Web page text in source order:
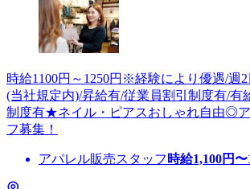
時給1100円～1250円※経験により優遇/週
(当社規定内)/昇給有/従業員割引制度有/有
制度有★ネイル・ピアスおしゃれ自由◎
フ募集！
アパレル販売スタッフ 時給1,100円〜